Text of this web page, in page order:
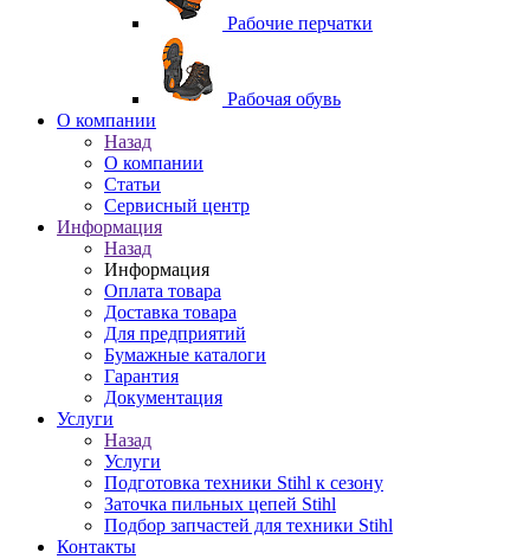
Рабочие перчатки
Рабочая обувь
O компании
Назад
O компании
Статьи
Сервисный центр
Информация
Назад
Информация
Оплата товара
Доставка товара
Для предприятий
Бумажные каталоги
Гарантия
Документация
Услуги
Назад
Услуги
Подготовка техники Stihl к сезону
Заточка пильных цепей Stihl
Подбор запчастей для техники Stihl
Контакты